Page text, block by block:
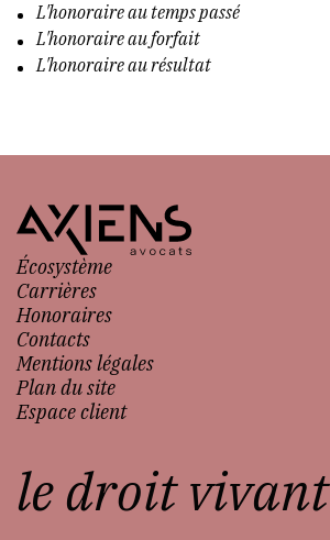
L'honoraire au temps passé
L'honoraire au forfait
L'honoraire au résultat
Écosystème
Carrières
Honoraires
Contacts
Mentions légales
Plan du site
Espace client
le droit vivant